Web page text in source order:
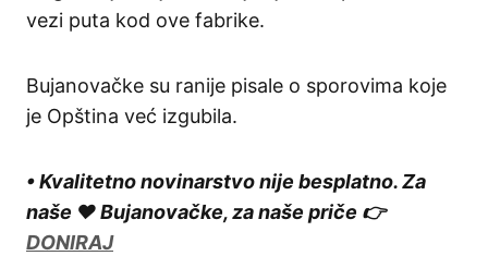
vezi puta kod ove fabrike.
Bujanovačke su ranije pisale o sporovima koje
je Opština već izgubila.
• Kvalitetno novinarstvo nije besplatno. Za
naše ❤️ Bujanovačke, za naše priče 👉
DONIRAJ